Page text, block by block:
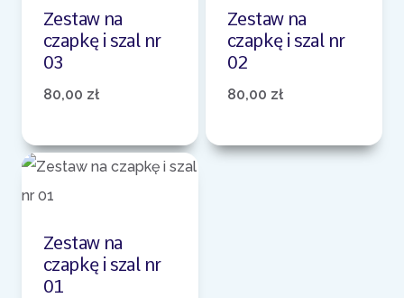
Zestaw na
czapkę i szal nr
03
80,00 zł
Zestaw na
czapkę i szal nr
02
80,00 zł
Zestaw na
czapkę i szal nr
01